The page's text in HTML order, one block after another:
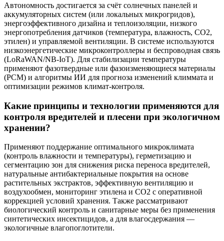
Автономность достигается за счёт солнечных панелей и
аккумуляторных систем (или локальных микрогридов),
энергоэффективного дизайна и теплоизоляции, низкого
энергопотребления датчиков (температура, влажность, CO2,
этилен) и управляемой вентиляции. В системе используются
низкоэнергетические микроконтроллеры и беспроводная связь
(LoRaWAN/NB-IoT). Для стабилизации температуры
применяют фазотвердные или фазоизменяющиеся материалы
(PCM) и алгоритмы ИИ для прогноза изменений климмата и
оптимизации режимов климат-контроля.
Какие принципы и технологии применяются для
контроля вредителей и плесени при экологичном
хранении?
Применяют поддержание оптимального микроклимата
(контроль влажности и температуры), герметизацию и
сегментацию зон для снижения риска переноса вредителей,
натуральные антибактериальные покрытия на основе
растительных экстрактов, эффективную вентиляцию и
воздухообмен, мониторинг этилена и CO2 с оперативной
коррекцией условий хранения. Также рассматривают
биологический контроль и санитарные меры без применения
синтетических инсектицидов, а для влагосдержания —
экологичные влагопоглотители.